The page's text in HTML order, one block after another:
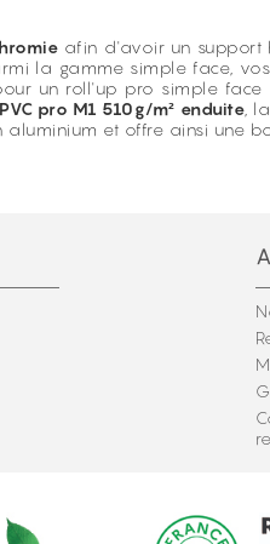
afin d'avoir un support
la gamme simple face,
un roll'up pro simple
pro M1 510g/m² enduite ,
aluminium et offre ainsi une